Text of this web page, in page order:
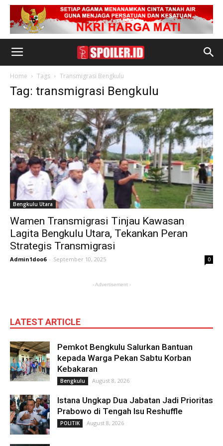
Home Tags Transmigrasi Bengkulu
Tag: transmigrasi Bengkulu
Bengkulu Utara
Wamen Transmigrasi Tinjau Kawasan
Lagita Bengkulu Utara, Tekankan Peran
Strategis Transmigrasi
Admin1doo6 - September 10, 2025 0
- Advertisement -
LATEST ARTICLE
Pemkot Bengkulu Salurkan Bantuan
kepada Warga Pekan Sabtu Korban
Kebakaran
Bengkulu August 8, 2026
Istana Ungkap Dua Jabatan Jadi Prioritas
Prabowo di Tengah Isu Reshuffle
POLITIK August 8, 2026